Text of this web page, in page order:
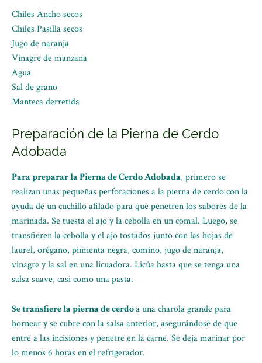
Chiles Ancho secos
Chiles Pasilla secos
Jugo de naranja
Vinagre de manzana
Agua
Sal de grano
Manteca derretida
Preparación de la Pierna de Cerdo
Adobada
Para preparar la Pierna de Cerdo Adobada, primero se
realizan unas pequeñas perforaciones a la pierna de cerdo con la
ayuda de un cuchillo afilado para que penetren los sabores de la
marinada. Se tuesta el ajo y la cebolla en un comal. Luego, se
transfieren la cebolla y el ajo tostados junto con las hojas de
laurel, orégano, pimienta negra, comino, jugo de naranja,
vinagre y la sal en una licuadora. Licúa hasta que se tenga una
salsa suave, casi como una pasta.
Se transfiere la pierna de cerdoa una charola grande para
hornear y se cubre con la salsa anterior, asegurándose de que
entre a las incisiones y penetre en la carne. Se deja marinar por
lo menos 6 horas en el refrigerador.